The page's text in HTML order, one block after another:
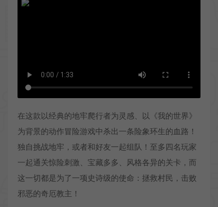
在这款以经典的地牢爬行者为灵感、以《我的世界》
为背景的动作冒险游戏中杀出一条险象环生的血路！
独自挑战地牢，或者和好友一起组队！至多四名玩家
一起通关惊险刺激、宝藏多多、风格各异的关卡，而
这一切都是为了一项史诗级的使命：拯救村民，击败
邪恶的奇厄教主！